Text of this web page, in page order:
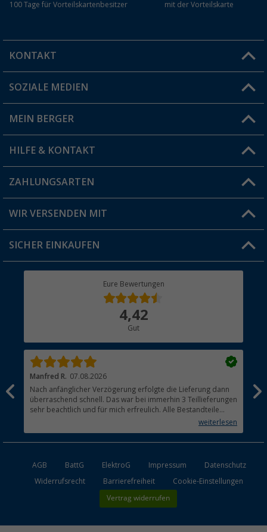
100 Tage für Vorteilskartenbesitzer
mit der Vorteilskarte
KONTAKT
Du hast eine Frage?
Filiale finden
SOZIALE MEDIEN
MEIN BERGER
Vorteilskarte
Blog
Jobs & Karriere
HILFE & KONTAKT
FAQ & Kontakt
Versandinformationen
Rücksendung
ZAHLUNGSARTEN
WIR VERSENDEN MIT
SICHER EINKAUFEN
Eure Bewertungen
4,42
Gut
Manfred R. 07.08.2026
Nach anfänglicher Verzögerung erfolgte die Lieferung dann
überraschend schnell. Das war bei immerhin 3 Teillieferungen
sehr beachtlich und für mich erfreulich. Alle Bestandteile
waren gut verpackt und in Ordnung. Das Gerät (Gasgrill)weiterlesen
AGB BattG ElektroG Impressum
Datenschutz
Widerrufsrecht
Barrierefreiheit Cookie-Einstellungen
Vertrag widerrufen